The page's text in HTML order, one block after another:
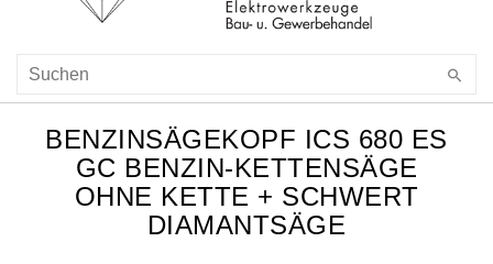
BENZINSÄGEKOPF ICS 680 ES
GC BENZIN-KETTENSÄGE
OHNE KETTE + SCHWERT
DIAMANTSÄGE